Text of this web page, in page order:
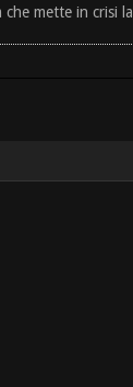
mette in crisi